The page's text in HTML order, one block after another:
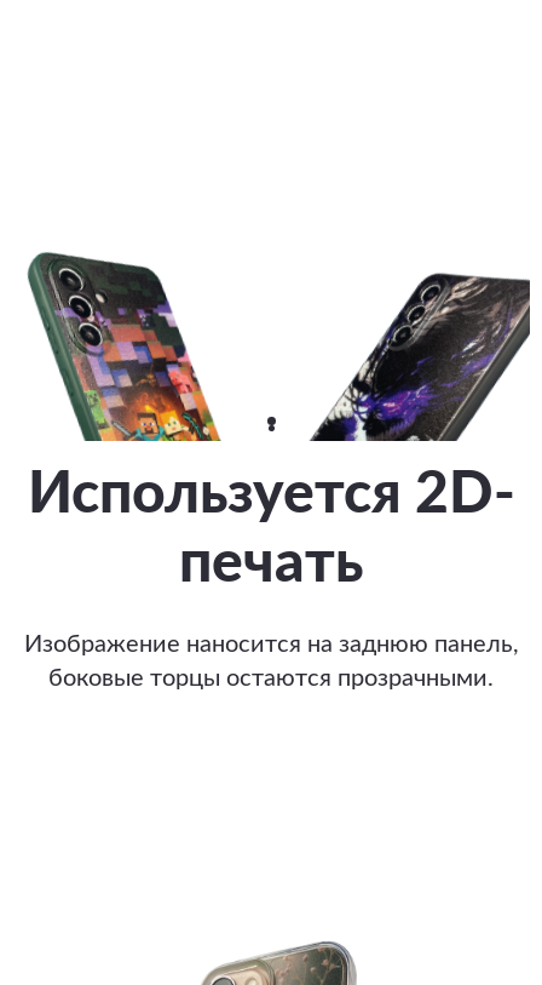
Используется 2D-
печать
Изображение наносится на заднюю панель,
боковые торцы остаются прозрачными.